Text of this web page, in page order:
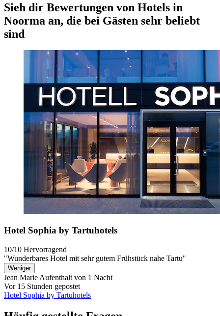
Sieh dir Bewertungen von Hotels in
Noorma an, die bei Gästen sehr beliebt
sind
Hotel Sophia by Tartuhotels
10/10 Hervorragend
"Wunderbares Hotel mit sehr gutem Frühstück nahe Tartu"
Weniger
Jean Marie Aufenthalt von 1 Nacht
Vor 15 Stunden gepostet
Hotel Sophia by Tartuhotels